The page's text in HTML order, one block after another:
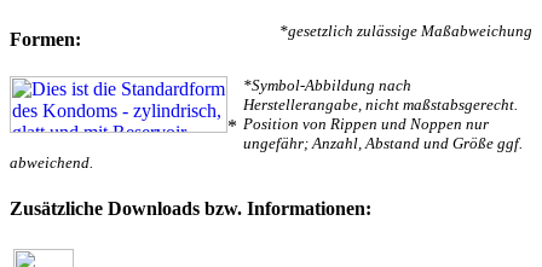
*gesetzlich zulässige Maßabweichung
Formen:
*
*Symbol-Abbildung nach
Herstellerangabe, nicht maßstabsgerecht.
Position von Rippen und Noppen nur
ungefähr; Anzahl, Abstand und Größe ggf.
abweichend.
Zusätzliche Downloads bzw. Informationen: